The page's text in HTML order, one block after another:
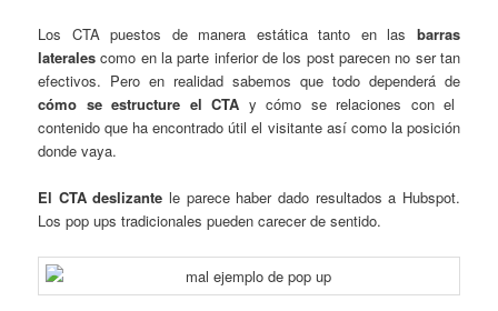
Los CTA puestos de manera estática tanto en las barras
laterales como en la parte inferior de los post parecen no ser tan
efectivos. Pero en realidad sabemos que todo dependerá de
cómo se estructure el CTA y cómo se relaciones con el
contenido que ha encontrado útil el visitante así como la posición
donde vaya.
El CTA deslizante le parece haber dado resultados a Hubspot.
Los pop ups tradicionales pueden carecer de sentido.